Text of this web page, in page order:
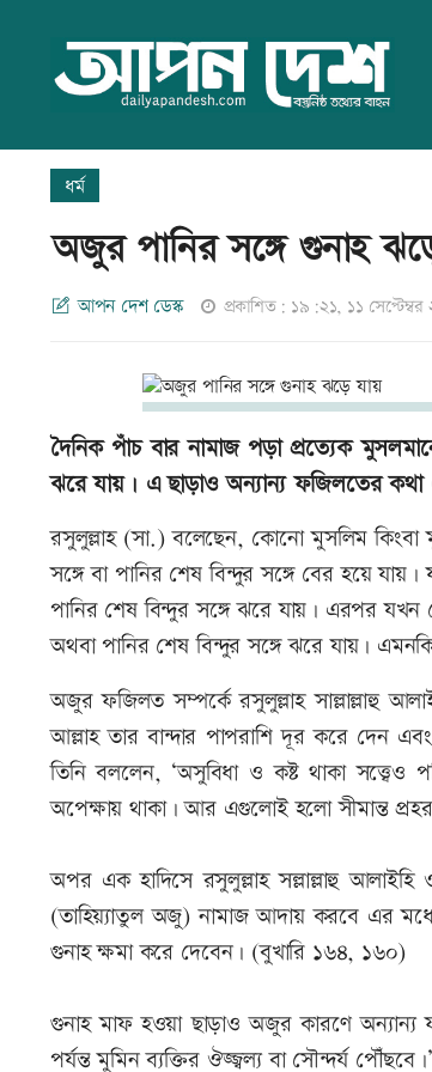
ধর্ম
অজুর পানির সঙ্গে গুনাহ
আপন দেশ ডেস্ক প্রকাশিত: ১৯:২১, ১১
দৈনিক পাঁচ বার নামাজ পড়া প্রত্যেক
ঝরে যায়। এ ছাড়াও অন্যান্য ফজিলতের কথা
রসুলুল্লাহ (সা.) বলেছেন, কোনো মুসলিম
সঙ্গে বা পানির শেষ বিন্দুর সঙ্গে বের হয়ে
পানির শেষ বিন্দুর সঙ্গে ঝরে যায়। এরপর
অথবা পানির শেষ বিন্দুর সঙ্গে ঝরে যায়।
অজুর ফজিলত সম্পর্কে রসুলুল্লাহ সাল্লাল্লাহু
আল্লাহ তার বান্দার পাপরাশি দূর করে দেন
তিনি বললেন, ‘অসুবিধা ও কষ্ট থাকা
অপেক্ষায় থাকা। আর এগুলোই হলো সীমান্ত
অপর এক হাদিসে রসুলুল্লাহ সল্লাল্লাহু
(তাহিয়্যাতুল অজু) নামাজ আদায় করবে এর
গুনাহ ক্ষমা করে দেবেন। (বুখারি ১৬৪, ১৬০)
গুনাহ মাফ হওয়া ছাড়াও অজুর কারণে অন্যান্য
পর্যন্ত মুমিন ব্যক্তির ঔজ্জ্বল্য বা সৌন্দর্য